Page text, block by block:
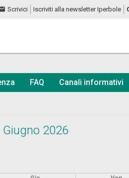
Scrivici Iscriviti alla newsletter Iperbole
FAQ Canali informativi
Giugno 2026